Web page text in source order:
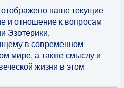
наше текущие
и отношение к вопросам
Эзотерики,
в современном
мире, а также смыслу и
жизни в этом